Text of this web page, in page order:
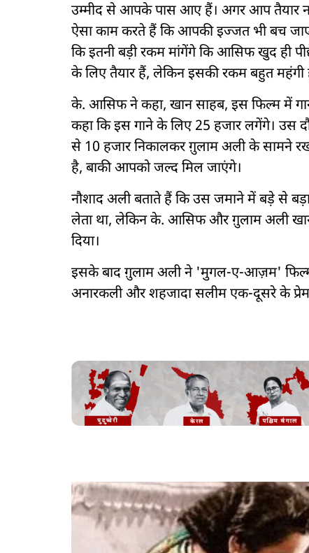
उम्मीद से आपके पास आए हैं। अगर आप तैयार
ऐसा काम करते हैं कि आपकी इज्जत भी बच
कि इतनी बड़ी रकम मांगेंगे कि आसिफ खुद ही
के लिए तैयार हैं, लेकिन इसकी रकम बहुत महंगी
के. आसिफ ने कहा, खान साहब, इस फिल्म में
कहा कि इस गाने के लिए 25 हजार लगेंगे। उस
से 10 हजार निकालकर ग़ुलाम अली के सामने
है, बाकी आपको जल्द मिल जाएंगे।
नौशाद अली बताते हैं कि उस जमाने में बड़े से बड़ा
लेता था, लेकिन के. आसिफ और ग़ुलाम अली खान
दिया।
इसके बाद ग़ुलाम अली ने 'मुगल-ए-आज़म' फिल्म में
अनारकली और शहजादा सलीम एक-दूसरे के